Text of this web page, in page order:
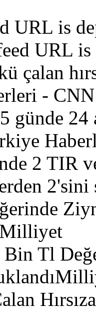
URL is
URL is
çalan
-
günde 24
2 TIR
2'sini
Milliyet
Tl